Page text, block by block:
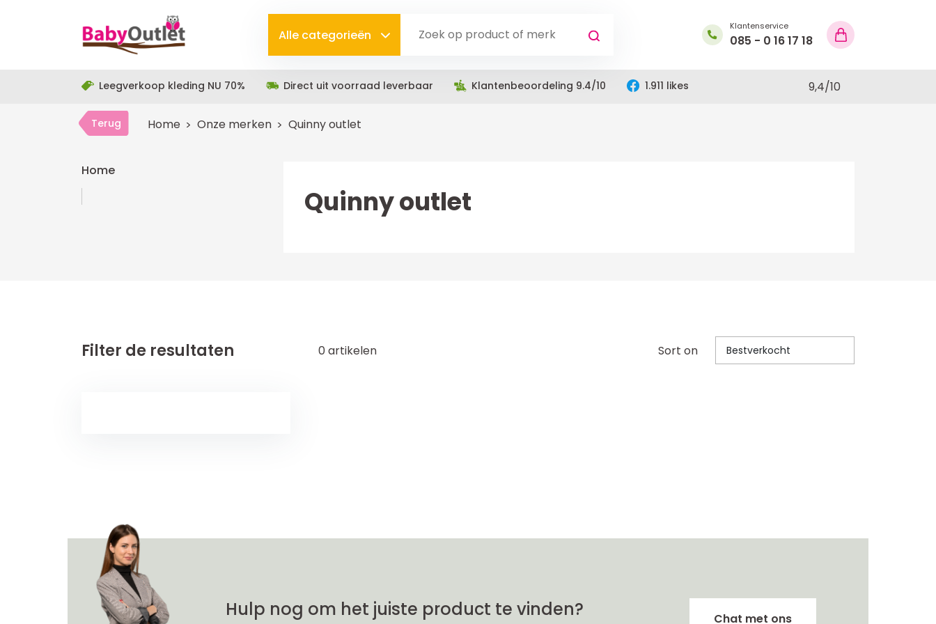
Alle categorieën
Klantenservice
085 - 0 16 17 18
Leegverkoop kleding NU 70% Direct uit voorraad leverbaar Klantenbeoordeling 9.4/10 1.911 likes 9,4/10
Terug Home Onze merken Quinny outlet
Home
Quinny outlet
Filter de resultaten 0 artikelen Sort on Bestverkocht
Hulp nog om het juiste product te vinden? Chat met ons